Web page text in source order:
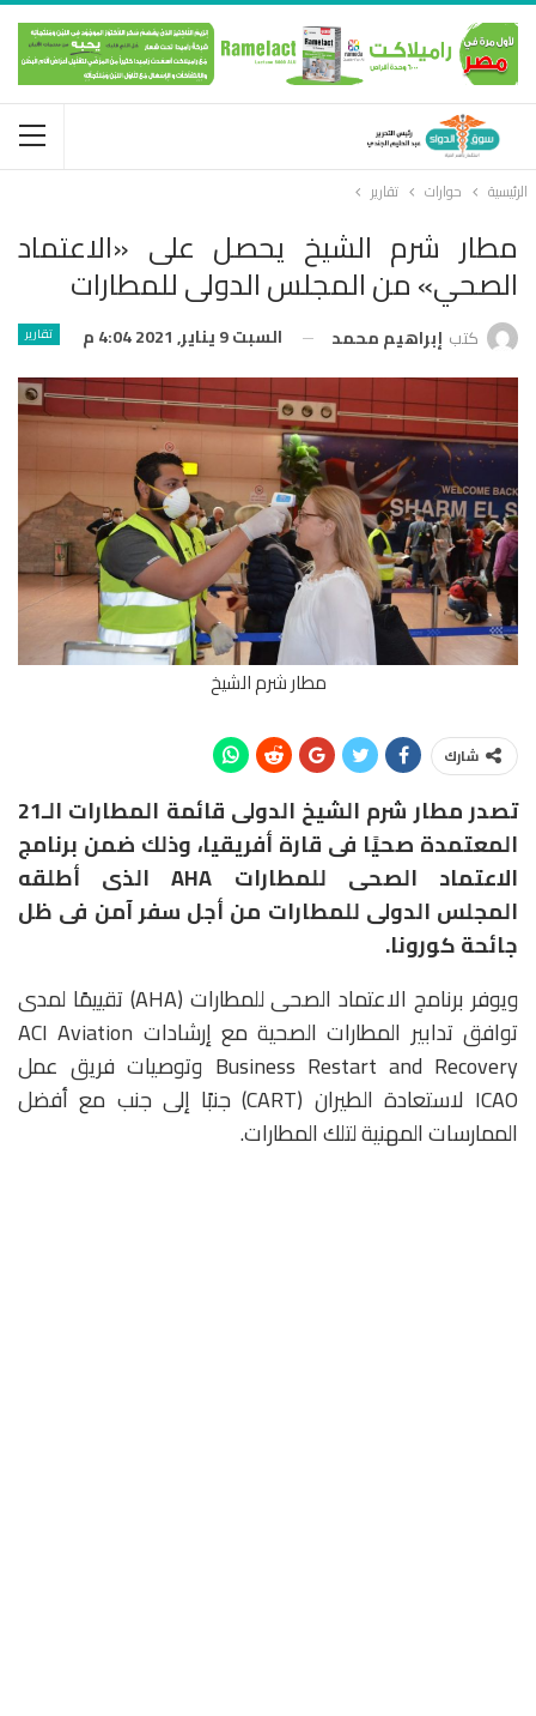
الرئيسية حوارات تقارير
مطار شرم الشيخ يحصل على «الاعتماد
الصحي» من المجلس الدولى للمطارات
تقارير كتب إبراهيم محمد السبت 9 يناير, 2021 4:04 م
مطار شرم الشيخ
شارك
تصدر مطار شرم الشيخ الدولى قائمة المطارات الـ21
المعتمدة صحيًا فى قارة أفريقيا، وذلك ضمن برنامج
الاعتماد الصحى للمطارات AHA الذى أطلقه
المجلس الدولى للمطارات من أجل سفر آمن فى ظل
جائحة كورونا.
ويوفر برنامج الاعتماد الصحى للمطارات (AHA) تقييمًا لمدى
توافق تدابير المطارات الصحية مع إرشادات ACI Aviation
Business Restart and Recovery وتوصيات فريق عمل
ICAO لاستعادة الطيران (CART) جنبًا إلى جنب مع أفضل
الممارسات المهنية لتلك المطارات.